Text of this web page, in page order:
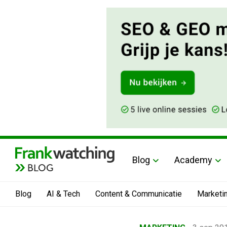
BLOG
Blog Academy
Blog AI & Tech Content & Communicatie